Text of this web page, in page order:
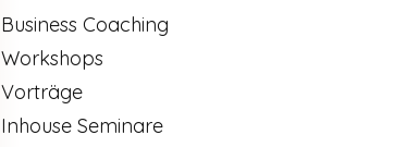
Business Coaching
Workshops
Vorträge
Inhouse Seminare